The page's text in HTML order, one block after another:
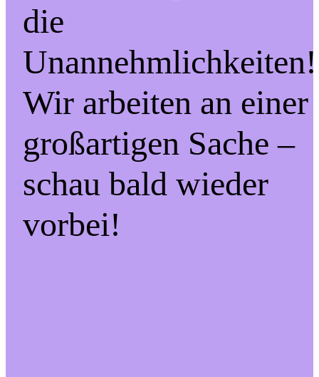
die
Unannehmlichkeiten!
Wir arbeiten an einer
großartigen Sache –
schau bald wieder
vorbei!